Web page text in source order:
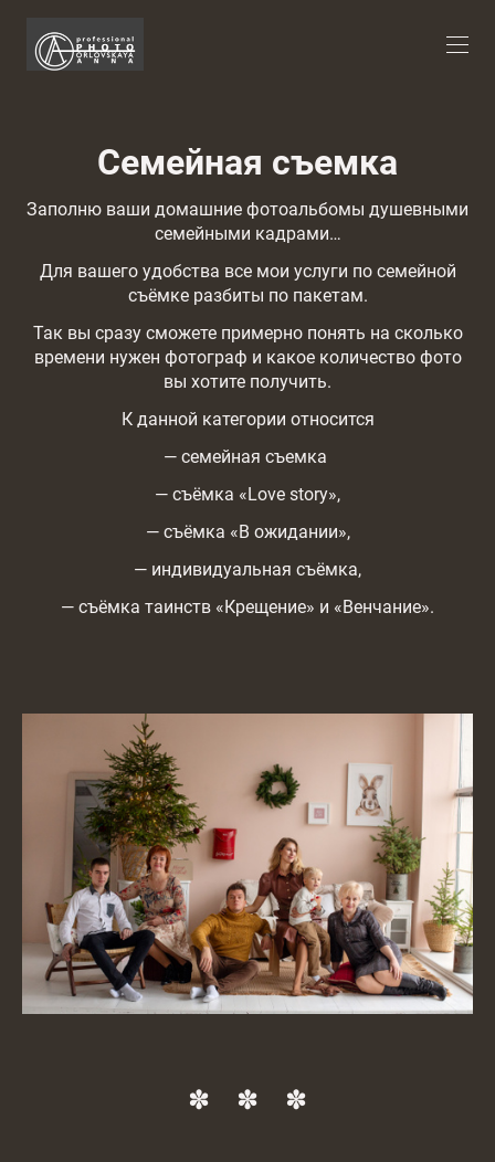
Семейная съемка
Заполню ваши домашние фотоальбомы душевными
семейными кадрами…
Для вашего удобства все мои услуги по семейной
съёмке разбиты по пакетам.
Так вы сразу сможете примерно понять на сколько
времени нужен фотограф и какое количество фото
вы хотите получить.
К данной категории относится
— семейная съемка
— съёмка «Love story»,
— съёмка «В ожидании»,
— индивидуальная съёмка,
— съёмка таинств «Крещение» и «Венчание».